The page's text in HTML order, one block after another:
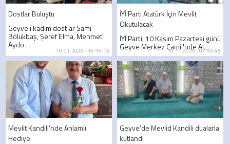
Dostlar Buluştu
Geyveli kadim dostlar Sami
Bölükbaş, Şeref Elma, Mehmet
Aydo...
19.01.2026 - 16:55:15
İYİ Parti Atatürk İçin Mevlit
Okutulacak
İYİ Parti, 10 Kasım Pazartesi günü
Geyve Merkez Camii'nde At...
10.11.2025 - 07:50:48
Mevlit Kandili'nde Anlamlı
Hediye
Geyve'de Mevlid Kandili dualarla
kutlandı